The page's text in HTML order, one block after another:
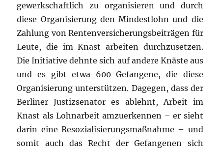
gewerkschaftlich zu organisieren und durch
diese Organisierung den Mindestlohn und die
Zahlung von Rentenversicherungsbeiträgen für
Leute, die im Knast arbeiten durchzusetzen.
Die Initiative dehnte sich auf andere Knäste aus
und es gibt etwa 600 Gefangene, die diese
Organisierung unterstützen. Dagegen, dass der
Berliner Justizsenator es ablehnt, Arbeit im
Knast als Lohnarbeit amzuerkennen – er sieht
darin eine Resozialisierungsmaßnahme – und
somit auch das Recht der Gefangenen sich